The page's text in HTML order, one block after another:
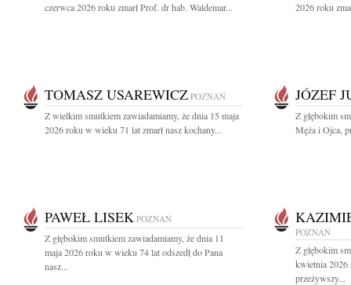
czerwca 2026 roku zmarł Prof. dr hab. Waldemar...
2026 roku
TOMASZ USAREWICZ POZNAŃ
Z wielkim smutkiem zawiadamiamy, że dnia 15 maja
2026 roku w wieku 71 lat zmarł nasz kochany...
JÓZEF
Z głębokim
Męża i Ojca,
PAWEŁ LISEK POZNAŃ
Z głębokim smutkiem zawiadamiamy, że dnia 11
maja 2026 roku w wieku 74 lat odszedł do Pana
nasz...
POZNAŃ
Z głębokim
kwietnia 2026
przeżywszy...